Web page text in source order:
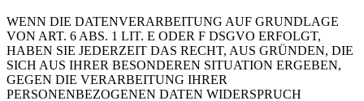
WENN DIE DATENVERARBEITUNG AUF GRUNDLAGE
VON ART. 6 ABS. 1 LIT. E ODER F DSGVO ERFOLGT,
HABEN SIE JEDERZEIT DAS RECHT, AUS GRÜNDEN, DIE
SICH AUS IHRER BESONDEREN SITUATION ERGEBEN,
GEGEN DIE VERARBEITUNG IHRER
PERSONENBEZOGENEN DATEN WIDERSPRUCH